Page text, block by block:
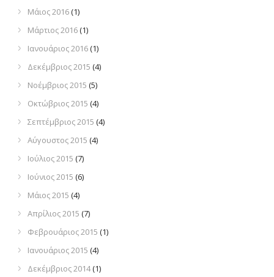
Μάιος 2016(1)
Μάρτιος 2016(1)
Ιανουάριος 2016(1)
Δεκέμβριος 2015 (4)
Νοέμβριος 2015 (5)
Οκτώβριος 2015 (4)
Σεπτέμβριος 2015 (4)
Αύγουστος 2015 (4)
Ιούλιος 2015 (7)
Ιούνιος 2015 (6)
Μάιος 2015 (4)
Απρίλιος 2015 (7)
Φεβρουάριος 2015 (1)
Ιανουάριος 2015 (4)
Δεκέμβριος 2014(1)